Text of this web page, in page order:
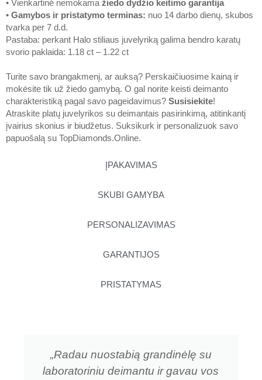
ĮPAKAVIMAS
SKUBI GAMYBA
PERSONALIZAVIMAS
GARANTIJOS
PRISTATYMAS
• Vienkartinė nemokama žiedo dydžio keitimo garantija
• Gamybos ir pristatymo terminas: nuo 14 darbo dienų, skubos
tvarka per 7 d.d.
Pastaba: perkant Halo stiliaus juvelyriką galima bendro karatų
svorio paklaida: 1.18 ct – 1.22 ct
Turite savo brangakmenį, ar auksą? Perskaičiuosime kainą ir
mokėsite tik už žiedo gamybą. O gal norite keisti deimanto
charakteristiką pagal savo pageidavimus? Susisiekite!
Atraskite platų juvelyrikos su deimantais pasirinkimą, atitinkantį
įvairius skonius ir biudžetus. Suksikurk ir personalizuok savo
papuošalą su TopDiamonds.Online.
„Radau nuostabią grandinėlę su
laboratoriniu deimantu ir gavau vos